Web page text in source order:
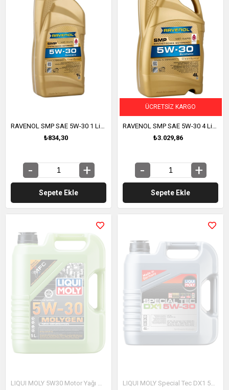
RAVENOL SMP SAE 5W-30 1 Litre (1111126-001)
₺834,30
Sepete Ekle
RAVENOL SMP SAE 5W-30 4 Litre (1111126-004)
₺3.029,86
Sepete Ekle
ÜCRETSIZ KARGO